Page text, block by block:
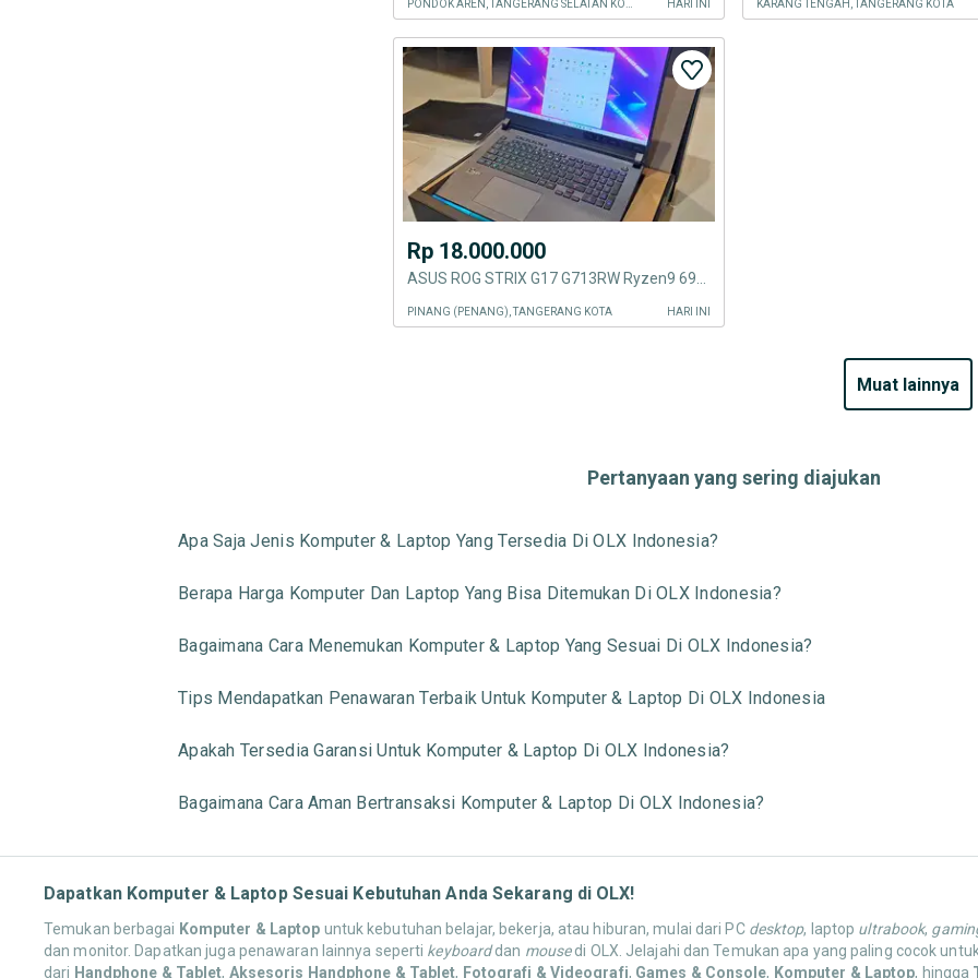
HARI INI KARANG TENGAH, TANGERANG KOTA
Rp 18.000.000
PINANG (PENANG), TANGERANG KOTA HARI INI
muat lainnya
Pertanyaan yang sering diajukan
Apa Saja Jenis Komputer & Laptop Yang Tersedia Di OLX Indonesia?
Berapa Harga Komputer Dan Laptop Yang Bisa Ditemukan Di OLX Indonesia?
Bagaimana Cara Menemukan Komputer & Laptop Yang Sesuai Di OLX Indonesia?
Tips Mendapatkan Penawaran Terbaik Untuk Komputer & Laptop Di OLX Indonesia
Apakah Tersedia Garansi Untuk Komputer & Laptop Di OLX Indonesia?
Bagaimana Cara Aman Bertransaksi Komputer & Laptop Di OLX Indonesia?
Dapatkan Komputer & Laptop Sesuai Kebutuhan Anda Sekarang di OLX!
Temukan berbagai Komputer & Laptop untuk kebutuhan belajar, bekerja, atau hiburan, mulai dari PC desktop, laptop ultrabook,
dan monitor. Dapatkan juga penawaran lainnya seperti keyboarddan mousedi OLX. Jelajahi dan Temukan apa yang paling cocok
dari Handphone & Tablet, Aksesoris Handphone & Tablet, Fotografi & Videografi, Games & Console, Komputer & Laptop, hingga